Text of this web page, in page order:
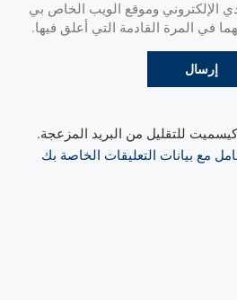
الإلكتروني وموقع الويب الخاص بي
في المرة القادمة التي أعلق فيها.
للتقليل من البريد المزعجة.
مع بيانات التعليقات الخاصة بك